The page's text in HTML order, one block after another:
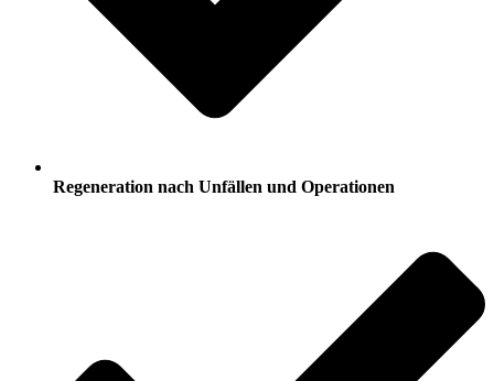
Regeneration nach Unfällen und Operationen